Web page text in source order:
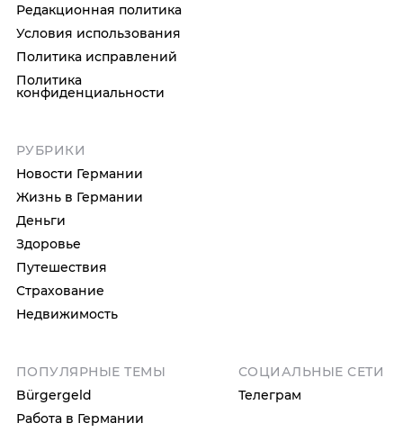
Редакционная политика
Условия использования
Политика исправлений
Политика
конфиденциальности
РУБРИКИ
Новости Германии
Жизнь в Германии
Деньги
Здоровье
Путешествия
Страхование
Недвижимость
ПОПУЛЯРНЫЕ ТЕМЫ
Bürgergeld
Работа в Германии
СОЦИАЛЬНЫЕ СЕТИ
Телеграм